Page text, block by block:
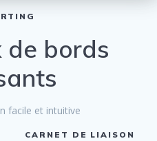
de bords
facile et intuitive
CARNET DE LIAISON